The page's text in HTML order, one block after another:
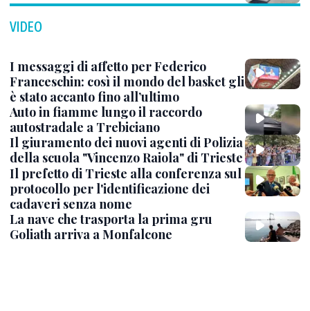
VIDEO
I messaggi di affetto per Federico
Franceschin: così il mondo del basket gli
è stato accanto fino all’ultimo
Auto in fiamme lungo il raccordo
autostradale a Trebiciano
Il giuramento dei nuovi agenti di Polizia
della scuola "Vincenzo Raiola" di Trieste
Il prefetto di Trieste alla conferenza sul
protocollo per l'identificazione dei
cadaveri senza nome
La nave che trasporta la prima gru
Goliath arriva a Monfalcone